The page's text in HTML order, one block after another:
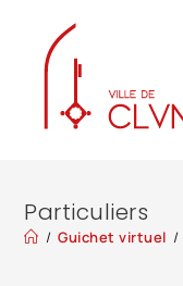
Particuliers
/ Guichet virtuel /